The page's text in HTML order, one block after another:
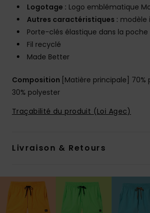
Logotage : Logo emblématique
Autres caractéristiques : modèle
Porte-clés élastique dans la poche
Fil recyclé
Made Better
Composition [Matière principale] 70%
30% polyester
Traçabilité du produit (Loi Agec)
Livraison & Retours